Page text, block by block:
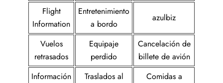
Flight
Information
Entretenimiento
a bordo
azulbiz
Vuelos
retrasados
Equipaje
perdido
Cancelación de
billete de avión
Información
Traslados al
Comidas a